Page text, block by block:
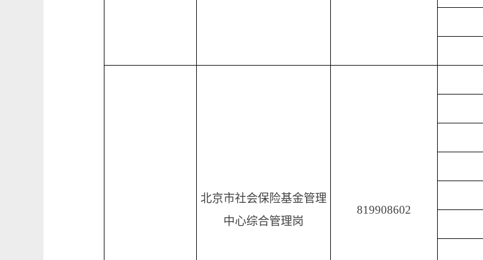
北京市社会保险基金管理
中心综合管理岗
819908602